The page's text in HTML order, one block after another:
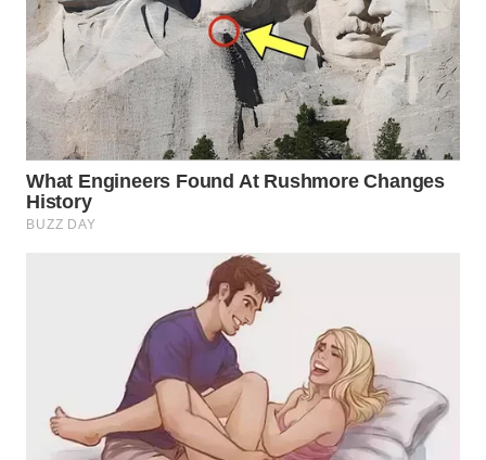
WN
BOROBUDUR
WN
MADURA
WN
SURABAYA
WN